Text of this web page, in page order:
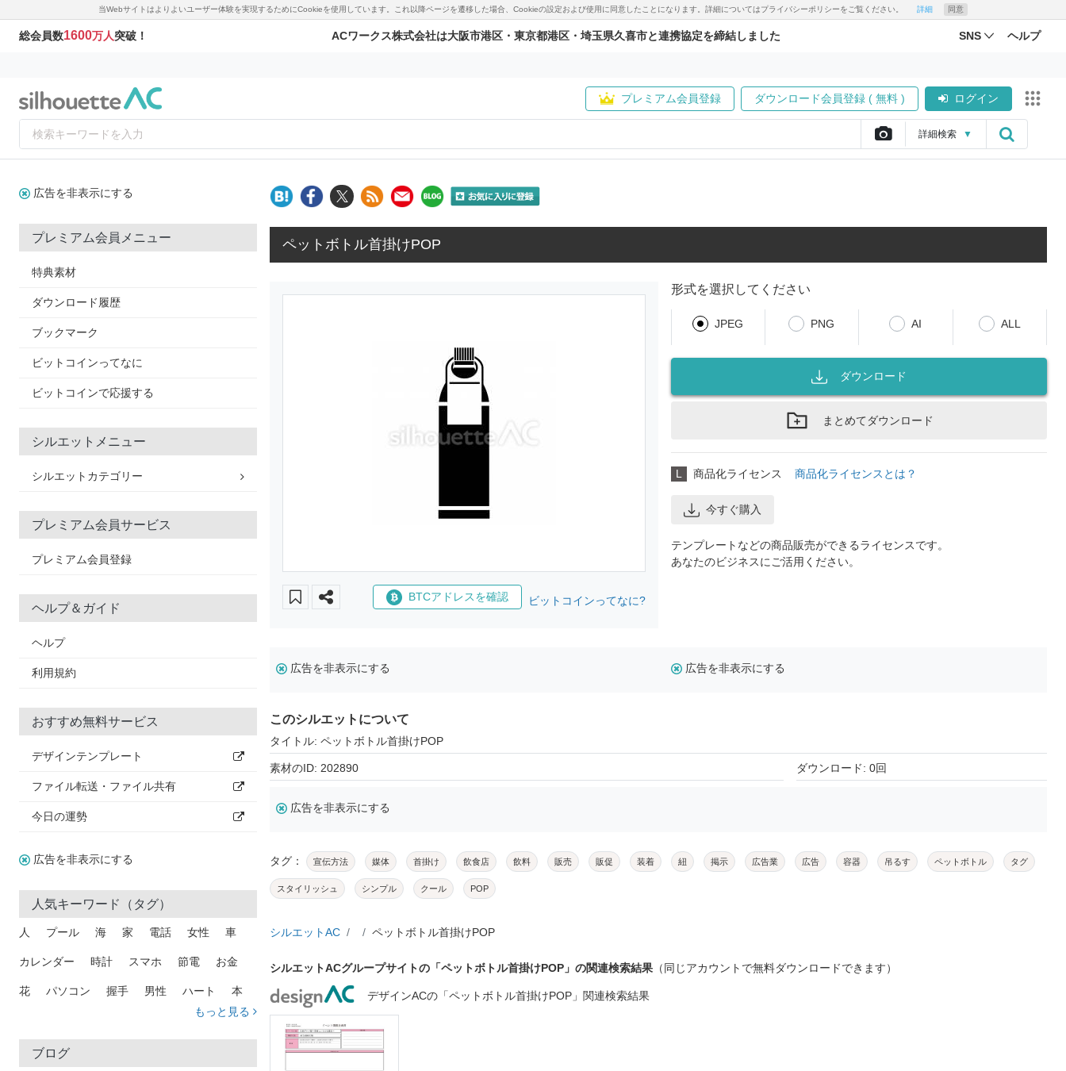
当Webサイトはよりよいユーザー体験を実現するためにCookieを使用しています。これ以降ページを遷移した場合、Cookieの設定および使用に同意したことになります。詳細についてはプライバシーポリシーをご覧ください。 詳細 同意
総会員数1600万人突破！ ACワークス株式会社は大阪市港区・東京都港区・埼玉県久喜市と連携協定を締結しました SNS ヘルプ
プレミアム会員登録 ダウンロード会員登録 ( 無料 ) ログイン
詳細検索 ▼
広告を非表示にする
プレミアム会員メニュー
特典素材
ダウンロード履歴
ブックマーク
ビットコインってなに
ビットコインで応援する
シルエットメニュー
シルエットカテゴリー
プレミアム会員サービス
プレミアム会員登録
ヘルプ＆ガイド
ヘルプ
利用規約
おすすめ無料サービス
デザインテンプレート
ファイル転送・ファイル共有
今日の運勢
広告を非表示にする
人気キーワード（タグ）
人 プール 海 家 電話 女性 車
カレンダー 時計 スマホ 節電 お金
花 パソコン 握手 男性 ハート 本
トラック 木
吹き出し
もっと見る
ブログ
ペットボトル首掛けPOP
BTCアドレスを確認 ビットコインってなに?
形式を選択してください
JPEG PNG AI ALL
ダウンロード
まとめてダウンロード
L 商品化ライセンス 商品化ライセンスとは？
今すぐ購入
テンプレートなどの商品販売ができるライセンスです。
あなたのビジネスにご活用ください。
広告を非表示にする 広告を非表示にする
このシルエットについて
タイトル: ペットボトル首掛けPOP
素材のID: 202890 ダウンロード: 0回
広告を非表示にする
タグ： 宣伝方法 媒体 首掛け 飲食店 飲料 販売 販促 装着 紐 掲示 広告業 広告 容器 吊るす ペットボトル タグ
スタイリッシュ シンプル クール POP
シルエットAC ペットボトル首掛けPOP
シルエットACグループサイトの「ペットボトル首掛けPOP」の関連検索結果 （同じアカウントで無料ダウンロードできます）
デザインACの「ペットボトル首掛けPOP」関連検索結果